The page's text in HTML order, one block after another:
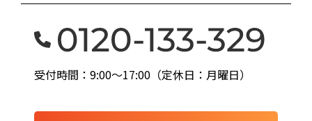
受付時間：9:00〜17:00（定休日：月曜日）